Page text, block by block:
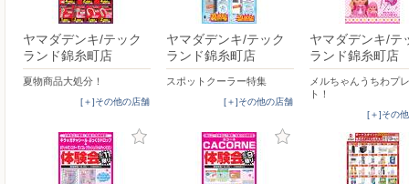
ヤマダデンキ/テック
ランド錦糸町店
夏物商品大処分！
[＋]その他の店舗
ヤマダデンキ/テック
ランド錦糸町店
スポットクーラー特集
[＋]その他の店舗
ヤマダデンキ/テ
ランド錦糸町店
メルちゃんうちわプ
ト！
[＋]その